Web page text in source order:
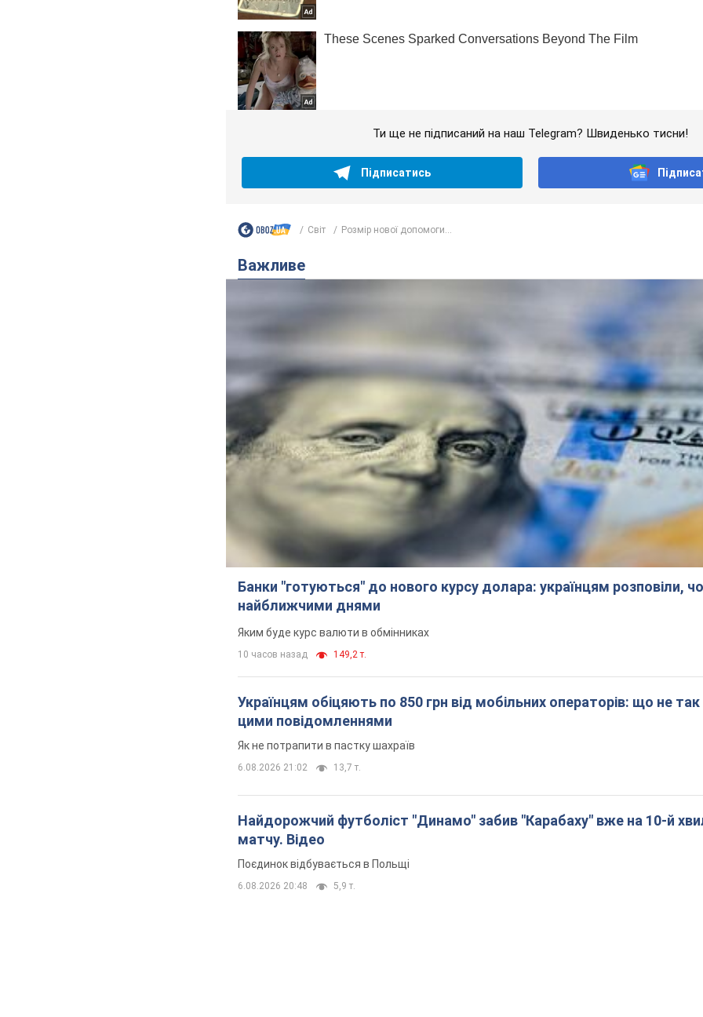
Ти ще не підписаний на наш Telegram? Швиденько тисни!
Підписатись
Світ Розмір нової допомоги...
Важливе
Банки "готуються" до нового курсу долара: українцям розповіли,
найближчими днями
Яким буде курс валюти в обмінниках
10 часов назад 149,2 т.
Українцям обіцяють по 850 грн від мобільних операторів: що не так
цими повідомленнями
Як не потрапити в пастку шахраїв
6.08.2026 21:02 13,7 т.
Найдорожчий футболіст "Динамо" забив "Карабаху" вже на 10-й
матчу. Відео
Поєдинок відбувається в Польщі
6.08.2026 20:48 5,9 т.